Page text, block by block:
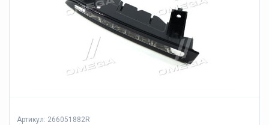
Артикул: 266051882R